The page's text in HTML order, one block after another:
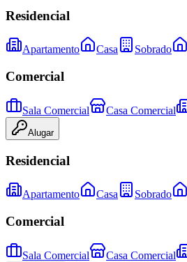
Residencial
Apartamento Casa Sobrado
Comercial
Sala Comercial Casa Comercial
Alugar
Residencial
Apartamento Casa Sobrado
Comercial
Sala Comercial Casa Comercial